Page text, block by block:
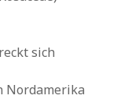
sich
Nordamerika